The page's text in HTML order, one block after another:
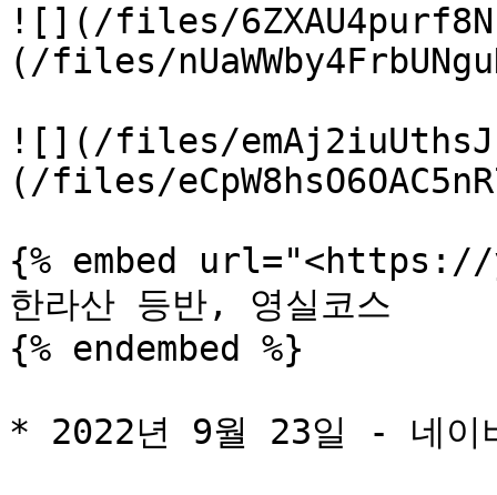
![](/files/
(/files/
![](/files/
(/files/
{% embed url="<https://
한라산 등반, 영실코스
{% endembed %}
* 2022년 9월 23일 - 네이